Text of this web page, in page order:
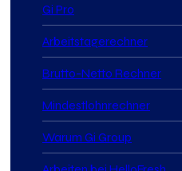
Gi Pro
Arbeitstagerechner
Brutto-Netto Rechner
Mindestlohnrechner
Warum Gi Group